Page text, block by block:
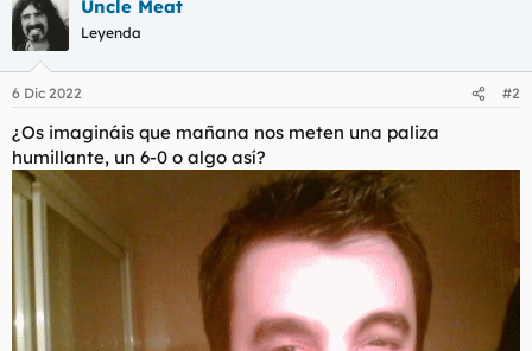
Uncle Meat
Leyenda
6 Dic 2022 #2
¿Os imagináis que mañana nos meten una paliza
humillante, un 6-0 o algo así?